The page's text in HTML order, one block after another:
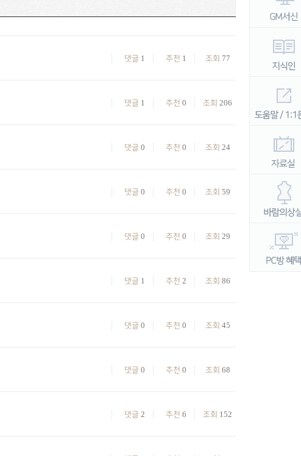
조회 77
추천 1
댓글 1
조회 206
추천 0
댓글 1
조회 24
추천 0
댓글 0
조회 59
추천 0
댓글 0
조회 29
추천 0
댓글 0
조회 86
추천 2
댓글 1
조회 45
추천 0
댓글 0
조회 68
추천 0
댓글 0
조회 152
추천 6
댓글 2